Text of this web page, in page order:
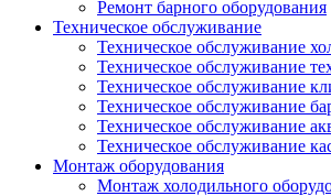
Ремонт барного оборудования
Техническое обслуживание
Техническое обслуживание
Техническое обслуживание
Техническое обслуживание
Техническое обслуживание
Техническое обслуживание
Техническое обслуживание
Монтаж оборудования
Монтаж холодильного